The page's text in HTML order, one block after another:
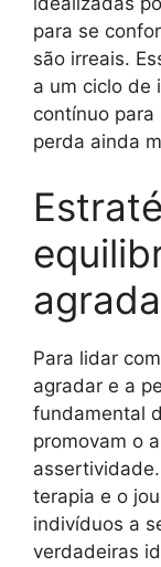
para se
são irreais.
a um ciclo de
contínuo para
perda ainda
Para lidar
agradar e a
fundamental
promovam o
terapia e o
indivíduos a
verdadeiras